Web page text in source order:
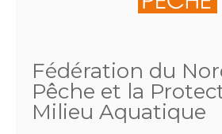
Fédération du
Pêche et la
Milieu Aquatique